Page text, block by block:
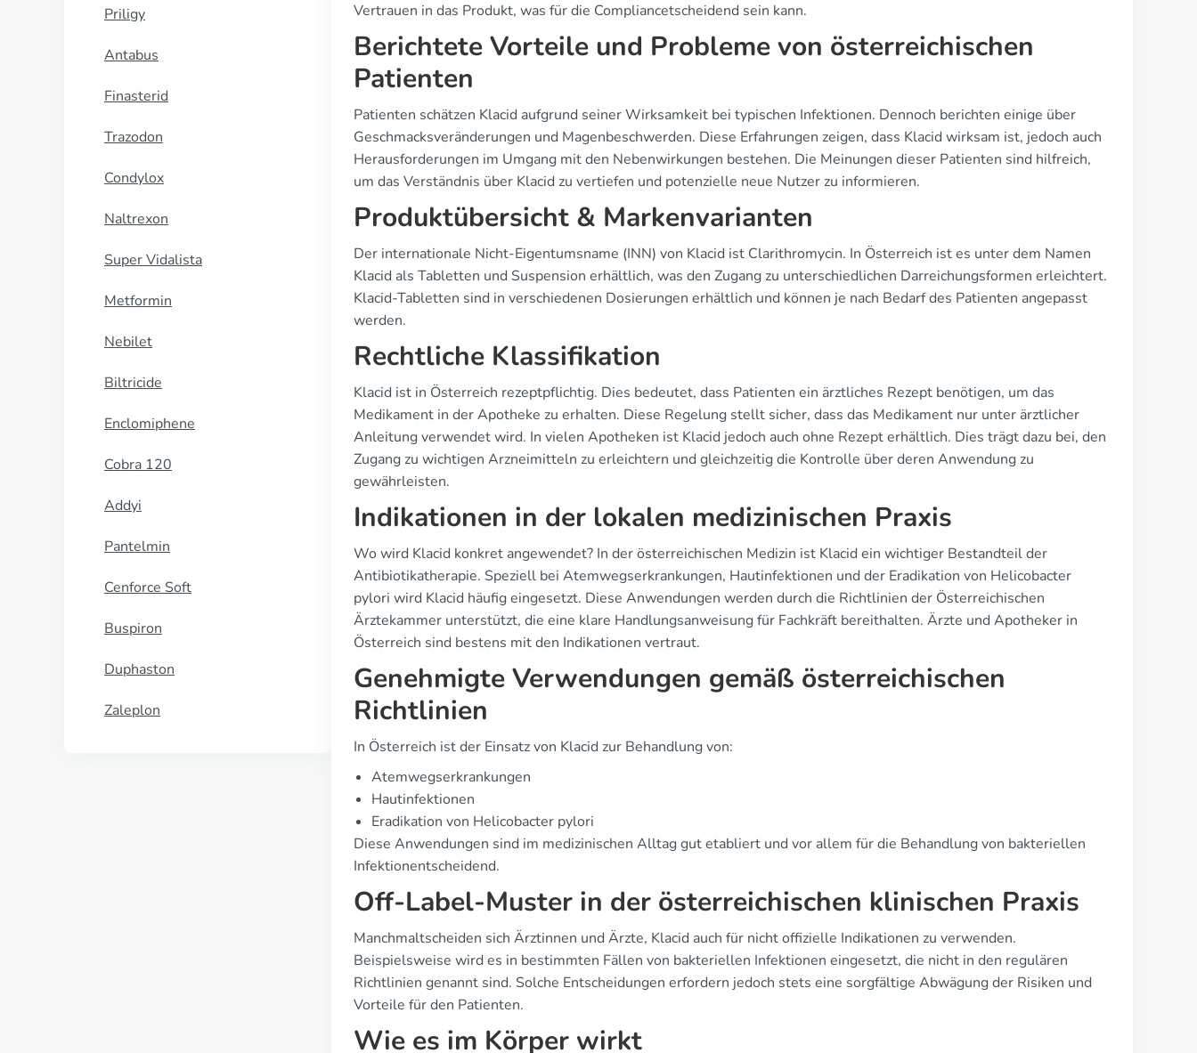
Priligy
Antabus
Finasterid
Trazodon
Condylox
Naltrexon
Super Vidalista
Metformin
Nebilet
Biltricide
Enclomiphene
Cobra 120
Addyi
Pantelmin
Cenforce Soft
Buspiron
Duphaston
Zaleplon
Vertrauen in das Produkt, was für die Compliancetscheidend sein kann.
Berichtete Vorteile und Probleme von österreichischen
Patienten
Patienten schätzen Klacid aufgrund seiner Wirksamkeit bei typischen Infektionen. Dennoch berichten einige über
Geschmacksveränderungen und Magenbeschwerden. Diese Erfahrungen zeigen, dass Klacid wirksam ist, jedoch auch
Herausforderungen im Umgang mit den Nebenwirkungen bestehen. Die Meinungen dieser Patienten sind hilfreich,
um das Verständnis über Klacid zu vertiefen und potenzielle neue Nutzer zu informieren.
Produktübersicht & Markenvarianten
Der internationale Nicht-Eigentumsname (INN) von Klacid ist Clarithromycin. In Österreich ist es unter dem Namen
Klacid als Tabletten und Suspension erhältlich, was den Zugang zu unterschiedlichen Darreichungsformen erleichtert.
Klacid-Tabletten sind in verschiedenen Dosierungen erhältlich und können je nach Bedarf des Patienten angepasst
werden.
Rechtliche Klassifikation
Klacid ist in Österreich rezeptpflichtig. Dies bedeutet, dass Patienten ein ärztliches Rezept benötigen, um das
Medikament in der Apotheke zu erhalten. Diese Regelung stellt sicher, dass das Medikament nur unter ärztlicher
Anleitung verwendet wird. In vielen Apotheken ist Klacid jedoch auch ohne Rezept erhältlich. Dies trägt dazu bei, den
Zugang zu wichtigen Arzneimitteln zu erleichtern und gleichzeitig die Kontrolle über deren Anwendung zu
gewährleisten.
Indikationen in der lokalen medizinischen Praxis
Wo wird Klacid konkret angewendet? In der österreichischen Medizin ist Klacid ein wichtiger Bestandteil der
Antibiotikatherapie. Speziell bei Atemwegserkrankungen, Hautinfektionen und der Eradikation von Helicobacter
pylori wird Klacid häufig eingesetzt. Diese Anwendungen werden durch die Richtlinien der Österreichischen
Ärztekammer unterstützt, die eine klare Handlungsanweisung für Fachkräft bereithalten. Ärzte und Apotheker in
Österreich sind bestens mit den Indikationen vertraut.
Genehmigte Verwendungen gemäß österreichischen
Richtlinien
In Österreich ist der Einsatz von Klacid zur Behandlung von:
Atemwegserkrankungen
Hautinfektionen
Eradikation von Helicobacter pylori
Diese Anwendungen sind im medizinischen Alltag gut etabliert und vor allem für die Behandlung von bakteriellen
Infektionentscheidend.
Off-Label-Muster in der österreichischen klinischen Praxis
Manchmaltscheiden sich Ärztinnen und Ärzte, Klacid auch für nicht offizielle Indikationen zu verwenden.
Beispielsweise wird es in bestimmten Fällen von bakteriellen Infektionen eingesetzt, die nicht in den regulären
Richtlinien genannt sind. Solche Entscheidungen erfordern jedoch stets eine sorgfältige Abwägung der Risiken und
Vorteile für den Patienten.
Wie es im Körper wirkt